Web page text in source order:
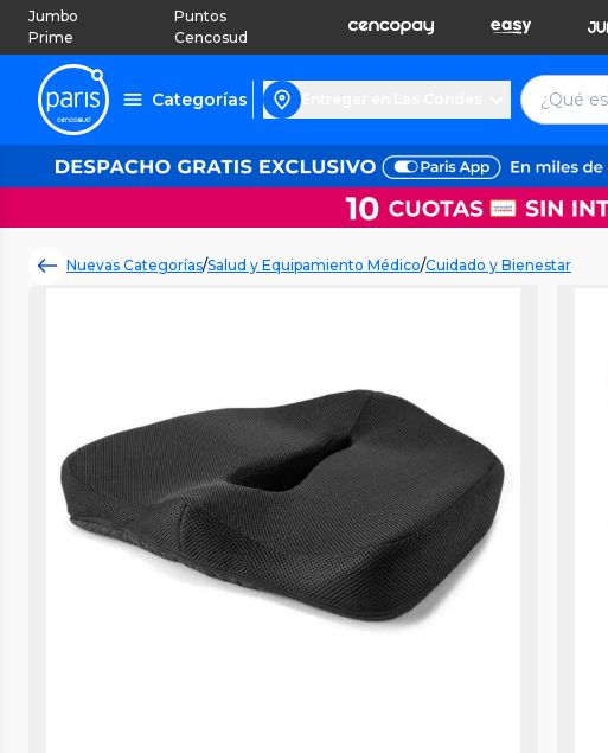
Jumbo
Prime
Puntos
Cencosud
Categorías
Nuevas Categorías/Salud y Equipamiento Médico/Cuidado y Bienestar